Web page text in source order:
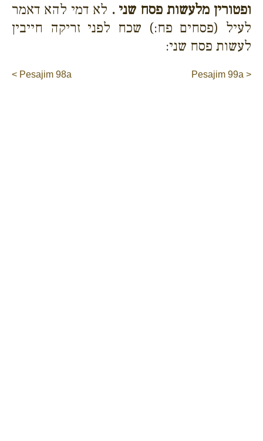
ופטורין מלעשות פסח שני . לא דמי להא דאמר
לעיל (פסחים פח:) שכח לפני זריקה חייבין
לעשות פסח שני:
< Pesajim 98a Pesajim 99a >